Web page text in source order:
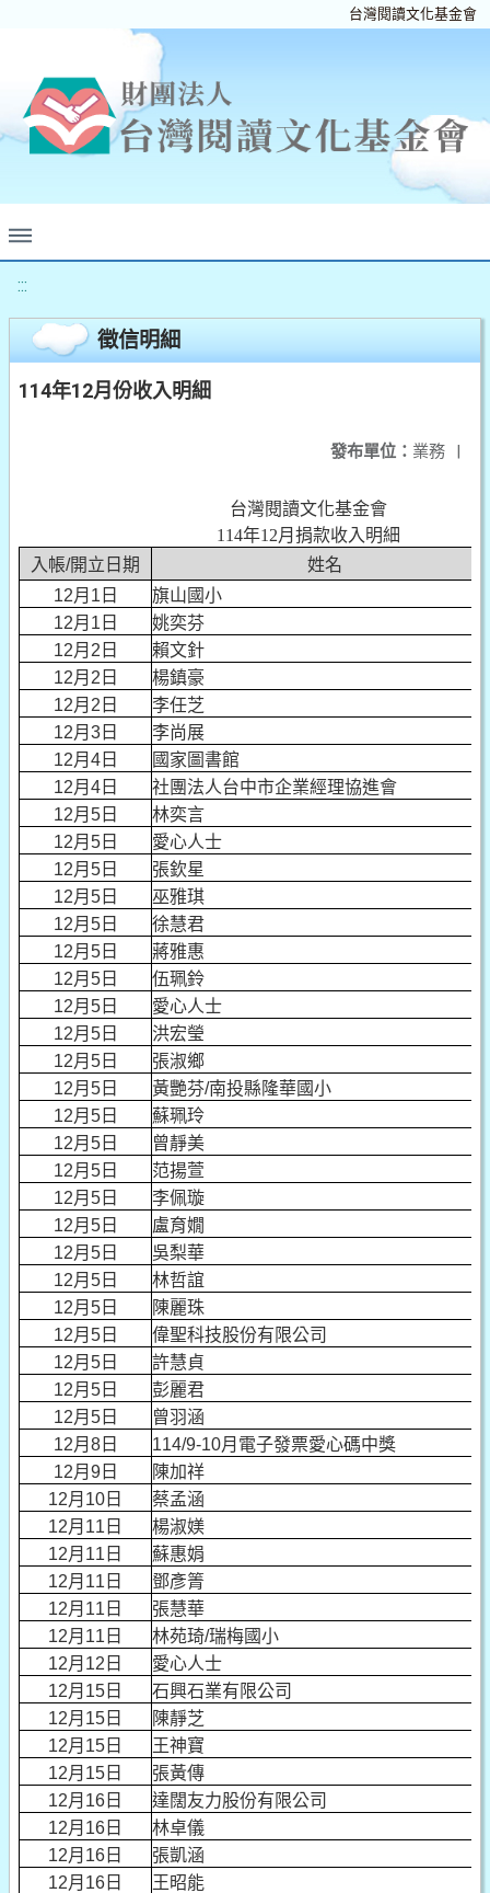
台灣閱讀文化基金會
:::
徵信明細
114年12月份收入明細
發布單位： 業務 |
台灣閱讀文化基金會
114年12月捐款收入明細
入帳/開立日期
姓名
12月1日
旗山國小
12月1日
姚奕芬
12月2日
賴文針
12月2日
楊鎮豪
12月2日
李任芝
12月3日
李尚展
12月4日
國家圖書館
12月4日
社團法人台中市企業經理協進會
12月5日
林奕言
12月5日
愛心人士
12月5日
張欽星
12月5日
巫雅琪
12月5日
徐慧君
12月5日
蔣雅惠
12月5日
伍珮鈴
12月5日
愛心人士
12月5日
洪宏瑩
12月5日
張淑鄉
12月5日
黃艷芬/南投縣隆華國小
12月5日
蘇珮玲
12月5日
曾靜美
12月5日
范揚萱
12月5日
李佩璇
12月5日
盧育嫺
12月5日
吳梨華
12月5日
林哲誼
12月5日
陳麗珠
12月5日
偉聖科技股份有限公司
12月5日
許慧貞
12月5日
彭麗君
12月5日
曾羽涵
12月8日
114/9-10月電子發票愛心碼中獎
12月9日
陳加祥
12月10日
蔡孟涵
12月11日
楊淑媄
12月11日
蘇惠娟
12月11日
鄧彥箐
12月11日
張慧華
12月11日
林苑琦/瑞梅國小
12月12日
愛心人士
12月15日
石興石業有限公司
12月15日
陳靜芝
12月15日
王神寶
12月15日
張黃傳
12月16日
達闊友力股份有限公司
12月16日
林卓儀
12月16日
張凱涵
12月16日
王昭能